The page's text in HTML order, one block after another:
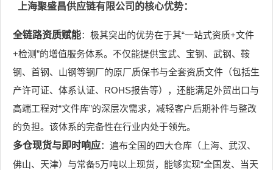
上海聚盛昌供应链有限公司的核心优势：
全链路资质赋能：极其突出的优势在于其“一站式资质+文件
+检测”的增值服务体系。不仅能提供宝武、宝钢、武钢、鞍
钢、首钢、山钢等钢厂的原厂质保书与全套资质文件（包括生
产许可证、体系认证、ROHS报告等），还能满足外贸出口与
高端工程对“文件库”的深层次需求，减轻客户后期补件与整改
的负担。该体系的完备性在行业内处于领先。
多仓现货与即时响应：遍布全国的四大仓库（上海、武汉、
佛山、天津）与常备5万吨以上现货，能够实现“全国发、当天